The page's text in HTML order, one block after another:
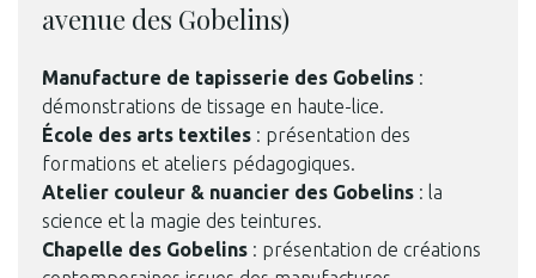
avenue des Gobelins)
Manufacture de tapisserie des Gobelins :
démonstrations de tissage en haute-lice.
École des arts textiles : présentation des
formations et ateliers pédagogiques.
Atelier couleur & nuancier des Gobelins : la
science et la magie des teintures.
Chapelle des Gobelins : présentation de créations